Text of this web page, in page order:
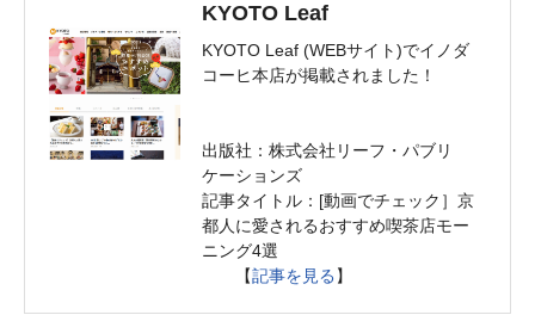
KYOTO Leaf
KYOTO Leaf (WEBサイト)でイノダ
コーヒ本店が掲載されました！
出版社：株式会社リーフ・パブリ
ケーションズ
記事タイトル：[動画でチェック］京
都人に愛されるおすすめ喫茶店モー
ニング4選
【記事を見る 】